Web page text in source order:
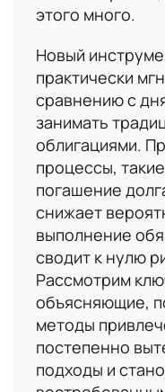
этого много.
Новый
практически
сравнению с
занимать
облигациями.
процессы,
погашение
снижает
выполнение
сводит к нулю
Рассмотрим
объясняющие,
методы
постепенно
подходы и
Имя
Номер телефона
Email
В данный